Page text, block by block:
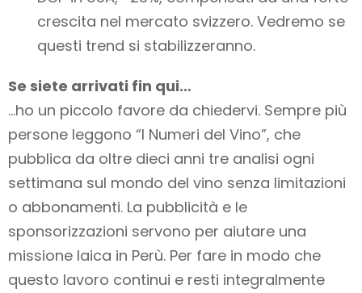
crescita nel mercato svizzero. Vedremo se
questi trend si stabilizzeranno.
Se siete arrivati fin qui…
…ho un piccolo favore da chiedervi. Sempre più
persone leggono “I Numeri del Vino”, che
pubblica da oltre dieci anni tre analisi ogni
settimana sul mondo del vino senza limitazioni
o abbonamenti. La pubblicità e le
sponsorizzazioni servono per aiutare una
missione laica in Perù. Per fare in modo che
questo lavoro continui e resti integralmente